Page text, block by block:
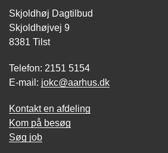
Skjoldhøj Dagtilbud
Skjoldhøjvej 9
8381 Tilst
Telefon: 2151 5154
E-mail: jokc@aarhus.dk
Kontakt en afdeling
Kom på besøg
Søg job